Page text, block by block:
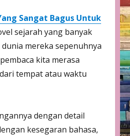
Sangat Bagus Untuk
sejarah yang banyak
mereka sepenuhnya
kita merasa
tempat atau waktu
dengan detail
kesegaran bahasa,